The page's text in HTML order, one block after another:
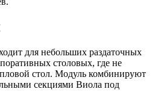
для небольших раздаточных
столовых, где не
стол. Модуль комбинируют
секциями Виола под